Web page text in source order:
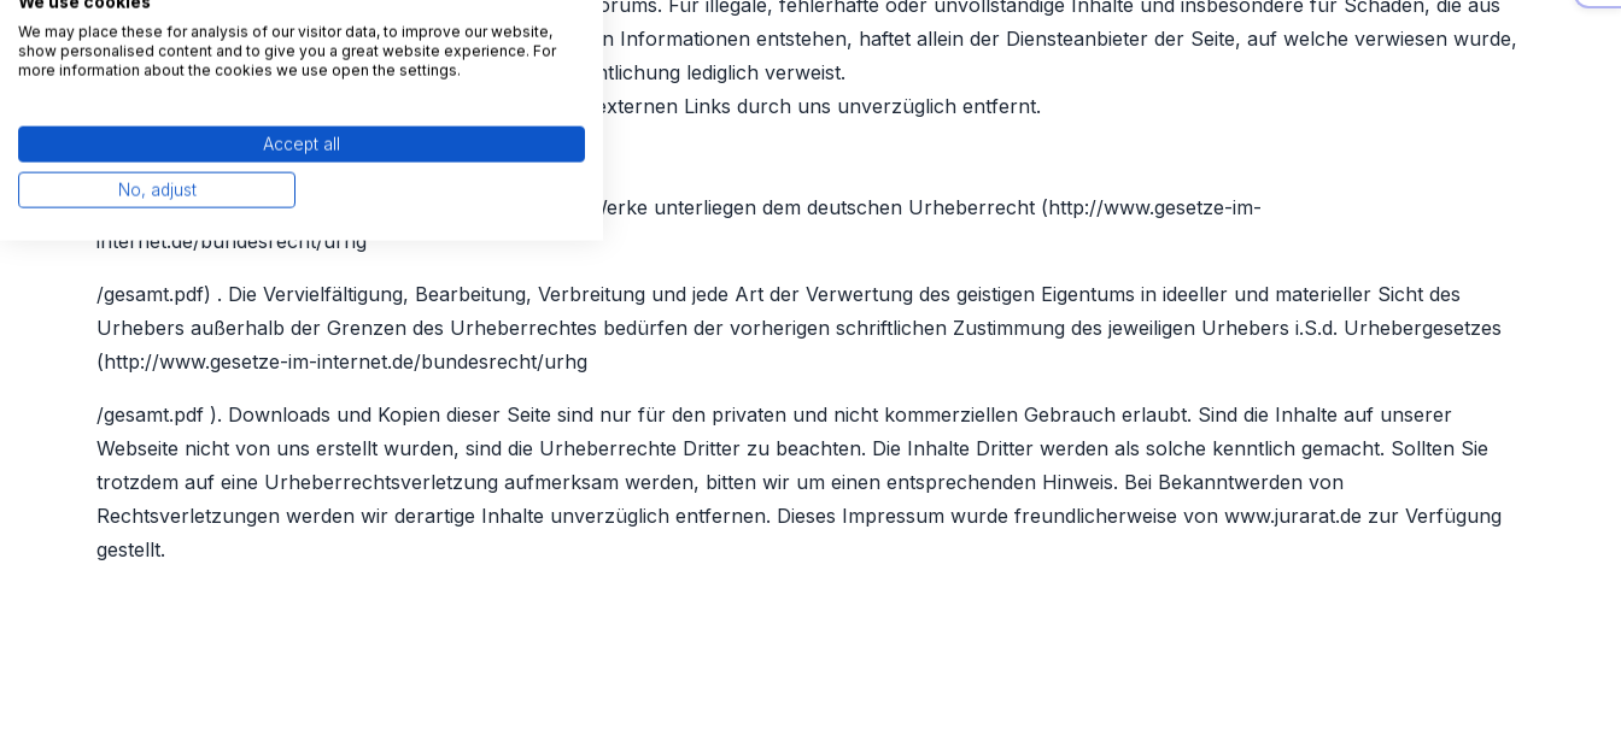
Fragestellern, Blogeinträgern, Gästen des Diskussionsforums. Für illegale, fehlerhafte oder unvollständige Inhalte und insbesondere für Schäden, die aus
der Nutzung oder Nichtnutzung solcherart dargestellten Informationen entstehen, haftet allein der Diensteanbieter der Seite, auf welche verwiesen wurde,
nicht derjenige, der über Links auf die jeweilige Veröffentlichung lediglich verweist.
Werden uns Rechtsverletzungen bekannt, werden die externen Links durch uns unverzüglich entfernt.
Urheberrecht
Die auf unserer Webseite veröffentlichen Inhalte und Werke unterliegen dem deutschen Urheberrecht (http://www.gesetze-im-
internet.de/bundesrecht/urhg
/gesamt.pdf) . Die Vervielfältigung, Bearbeitung, Verbreitung und jede Art der Verwertung des geistigen Eigentums in ideeller und materieller Sicht des
Urhebers außerhalb der Grenzen des Urheberrechtes bedürfen der vorherigen schriftlichen Zustimmung des jeweiligen Urhebers i.S.d. Urhebergesetzes
(http://www.gesetze-im-internet.de/bundesrecht/urhg
/gesamt.pdf ). Downloads und Kopien dieser Seite sind nur für den privaten und nicht kommerziellen Gebrauch erlaubt. Sind die Inhalte auf unserer
Webseite nicht von uns erstellt wurden, sind die Urheberrechte Dritter zu beachten. Die Inhalte Dritter werden als solche kenntlich gemacht. Sollten Sie
trotzdem auf eine Urheberrechtsverletzung aufmerksam werden, bitten wir um einen entsprechenden Hinweis. Bei Bekanntwerden von
Rechtsverletzungen werden wir derartige Inhalte unverzüglich entfernen. Dieses Impressum wurde freundlicherweise von www.jurarat.de zur Verfügung
gestellt.
We may place these for analysis of our visitor data, to improve our website,
show personalised content and to give you a great website experience. For
more information about the cookies we use open the settings.
Accept all
No, adjust